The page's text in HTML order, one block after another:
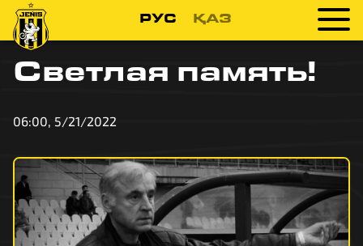
РУС ҚАЗ
Светлая память!
06:00, 5/21/2022